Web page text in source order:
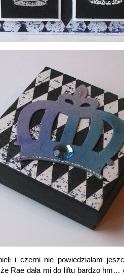
i czerni nie powiedziałam
że Rae dała mi do liftu bardzo